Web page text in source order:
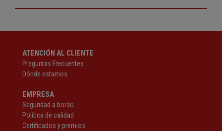
ATENCIÓN AL CLIENTE
Preguntas Frecuentes
Dónde estamos
EMPRESA
Seguridad a bordo
Política de calidad
Certificados y premios